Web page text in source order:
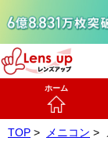
ホーム
TOP > メニコン >